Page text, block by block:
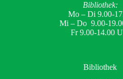
Bibliothek:
Mo – Di 9.00-
Mi – Do 9.00-
Fr 9.00-14.00
Bibliothek